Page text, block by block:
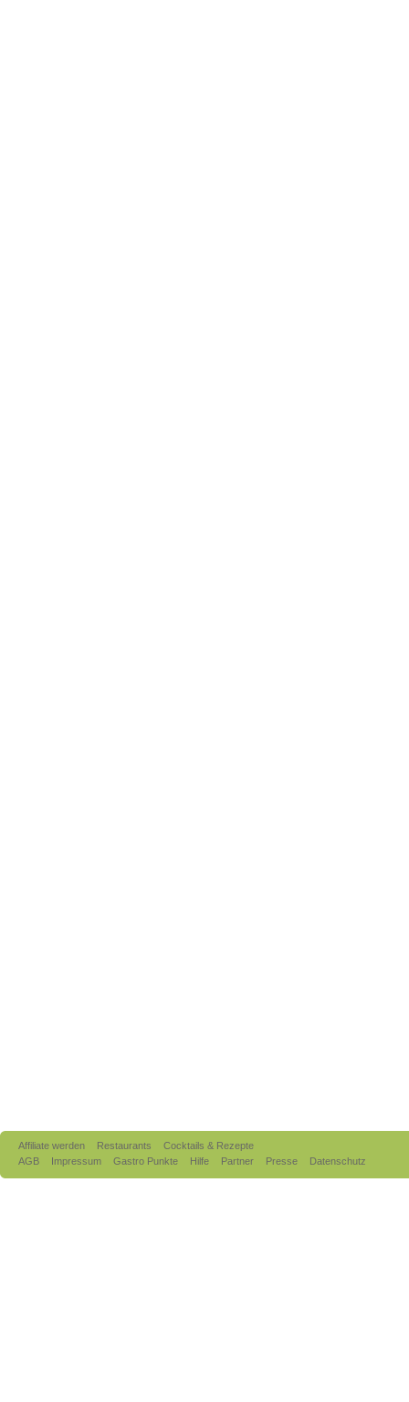
Affiliate werden Restaurants
Cocktails & Rezepte
AGB
Impressum Gastro Punkte Hilfe Partner Presse Datenschutz